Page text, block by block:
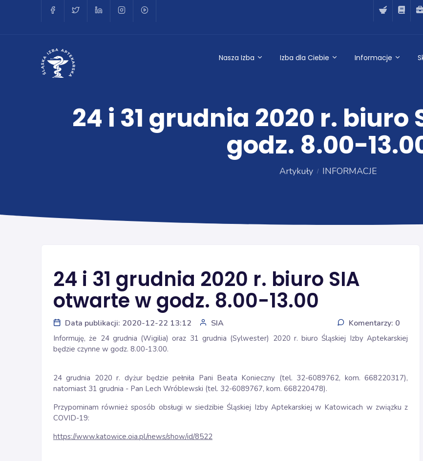
Nasza Izba Izba dla Ciebie Informacje
24 i 31 grudnia 2020 r. biuro
godz. 8.00-
Artykuły INFORMACJE
24 i 31 grudnia 2020 r. biuro SIA
otwarte w godz. 8.00-13.00
Data publikacji: 2020-12-22 13:12 SIA Komentarzy: 0
Informuję, że 24 grudnia (Wigilia) oraz 31 grudnia (Sylwester) 2020 r. biuro Śląskiej Izby Aptekarskiej
będzie czynne w godz. 8.00-13.00.
24 grudnia 2020 r. dyżur będzie pełniła Pani Beata Konieczny (tel. 32-6089762, kom. 668220317),
natomiast 31 grudnia - Pan Lech Wróblewski (tel. 32-6089767, kom. 668220478).
Przypominam również sposób obsługi w siedzibie Śląskiej Izby Aptekarskiej w Katowicach w związku z
COVID-19:
https://www.katowice.oia.pl/news/show/id/8522